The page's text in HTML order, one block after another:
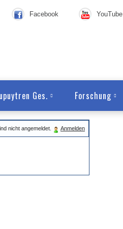
Facebook YouTube
Ges. Forschung
nicht angemeldet. Anmelden